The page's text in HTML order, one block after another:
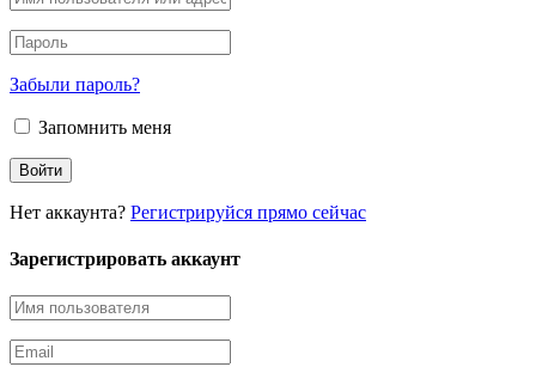
Забыли пароль?
Запомнить меня
Нет аккаунта? Регистрируйся прямо сейчас
Зарегистрировать аккаунт